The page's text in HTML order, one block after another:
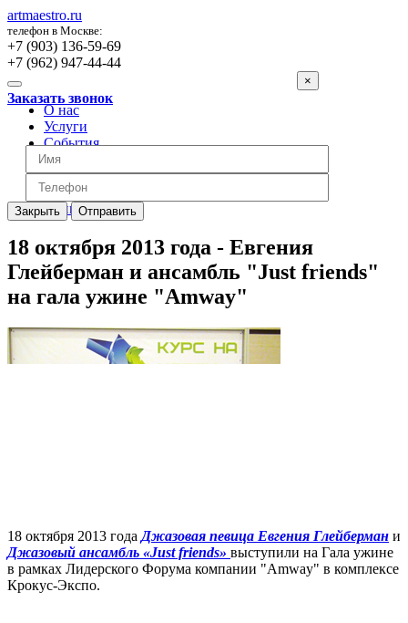
artmaestro.ru
телефон в Москве:
+7 (903) 136-59-69
+7 (962) 947-44-44
Заказать звонок
×
Закрыть Отправить
О нас
Услуги
События
Вопросы
Отзывы
Обратная связь
Цены
18 октября 2013 года - Евгения
Глейберман и ансамбль "Just friends"
на гала ужине "Amway"
18 октября 2013 года Джазовая певица Евгения Глейберман и
Джазовый ансамбль «Just friends» выступили на Гала ужине
в рамках Лидерского Форума компании "Amway" в комплексе
Крокус-Экспо.